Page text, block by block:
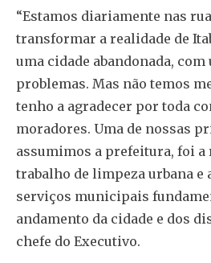
“Estamos diariamente nas
transformar a realidade de
uma cidade abandonada, com
problemas. Mas não temos
tenho a agradecer por toda
moradores. Uma de nossas
assumimos a prefeitura, foi a
trabalho de limpeza urbana e
serviços municipais
andamento da cidade e dos
chefe do Executivo.